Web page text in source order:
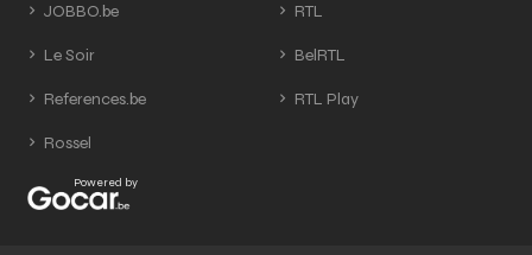
JOBBO.be
Le Soir
References.be
Rossel
RTL
BelRTL
RTL Play
Powered by